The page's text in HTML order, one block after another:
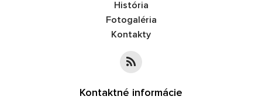
História
Fotogaléria
Kontakty
Kontaktné informácie